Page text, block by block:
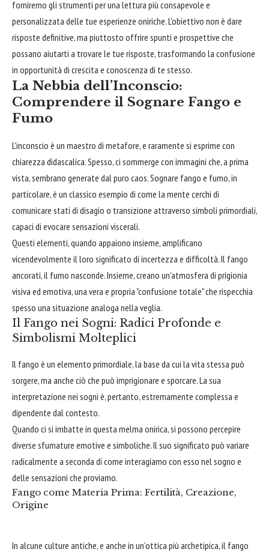
forniremo gli strumenti per una lettura più consapevole e
personalizzata delle tue esperienze oniriche. L'obiettivo non è dare
risposte definitive, ma piuttosto offrire spunti e prospettive che
possano aiutarti a trovare le tue risposte, trasformando la confusione
in opportunità di crescita e conoscenza di te stesso.
La Nebbia dell’Inconscio:
Comprendere il Sognare Fango e
Fumo
L'inconscio è un maestro di metafore, e raramente si esprime con
chiarezza didascalica. Spesso, ci sommerge con immagini che, a prima
vista, sembrano generate dal puro caos. Sognare fango e fumo, in
particolare, è un classico esempio di come la mente cerchi di
comunicare stati di disagio o transizione attraverso simboli primordiali,
capaci di evocare sensazioni viscerali.
Questi elementi, quando appaiono insieme, amplificano
vicendevolmente il loro significato di incertezza e difficoltà. Il fango
ancorati, il fumo nasconde. Insieme, creano un'atmosfera di prigionia
visiva ed emotiva, una vera e propria "confusione totale" che rispecchia
spesso una situazione analoga nella veglia.
Il Fango nei Sogni: Radici Profonde e
Simbolismi Molteplici
Il fango è un elemento primordiale, la base da cui la vita stessa può
sorgere, ma anche ciò che può imprigionare e sporcare. La sua
interpretazione nei sogni è, pertanto, estremamente complessa e
dipendente dal contesto.
Quando ci si imbatte in questa melma onirica, si possono percepire
diverse sfumature emotive e simboliche. Il suo significato può variare
radicalmente a seconda di come interagiamo con esso nel sogno e
delle sensazioni che proviamo.
Fango come Materia Prima: Fertilità, Creazione,
Origine
In alcune culture antiche, e anche in un’ottica più archetipica, il fango